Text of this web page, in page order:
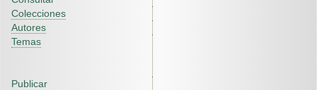
Colecciones
Autores
Temas
Publicar